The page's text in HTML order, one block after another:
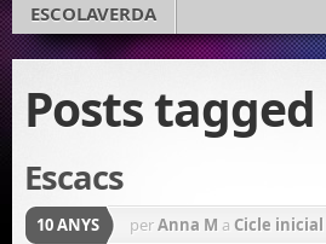
ESCOLAVERDA
Posts tagged
Escacs
10 ANYS perAnna M a Cicle inicial